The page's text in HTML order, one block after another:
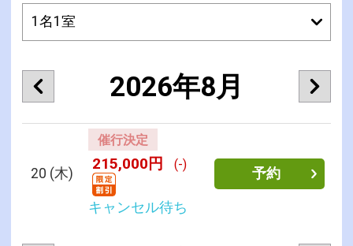
2026年8月
20 (木)
催行決定
215,000円 (-)
キャンセル待ち
予約